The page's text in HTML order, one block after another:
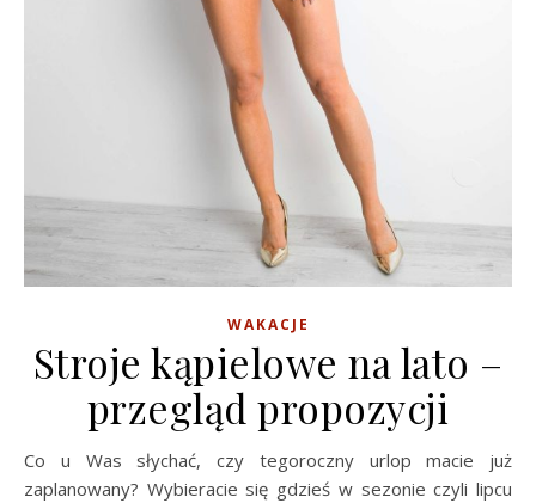
WAKACJE
Stroje kąpielowe na lato –
przegląd propozycji
Co u Was słychać, czy tegoroczny urlop macie już
zaplanowany? Wybieracie się gdzieś w sezonie czyli lipcu